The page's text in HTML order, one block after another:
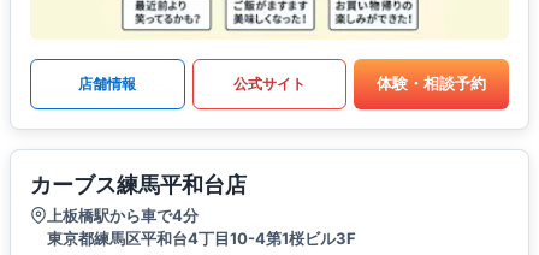
店舗情報 公式サイト 体験・相談予約
カーブス練馬平和台店
上板橋駅から車で4分
東京都練馬区平和台4丁目10-4第1桜ビル3F